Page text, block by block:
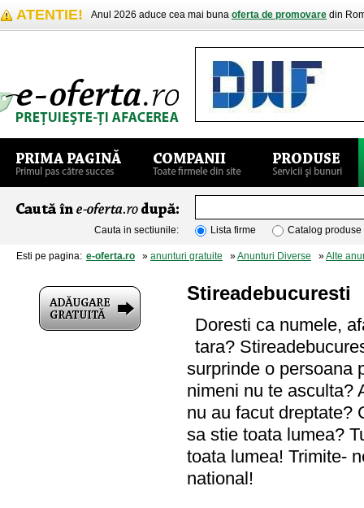
ATENTIE! Anul 2026 aduce cea mai buna oferta de promovare din
Cauta in sectiunile: Lista firme Catalog produse
Esti pe pagina: e-oferta.ro » anunturi gratuite »Anunturi Diverse »Alte
Stireadebucuresti
Doresti ca numele,
tara?
surprinde o persoana
nimeni nu te asculta?
nu au facut dreptate?
sa stie toata lumea?
toata lumea! Trimite-
national!